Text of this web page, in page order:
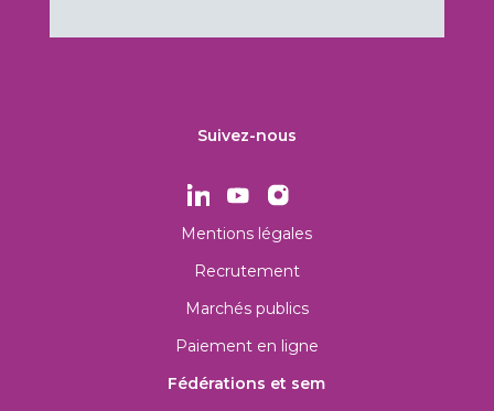
Suivez-nous
Mentions légales
Recrutement
Marchés publics
Paiement en ligne
Fédérations et sem